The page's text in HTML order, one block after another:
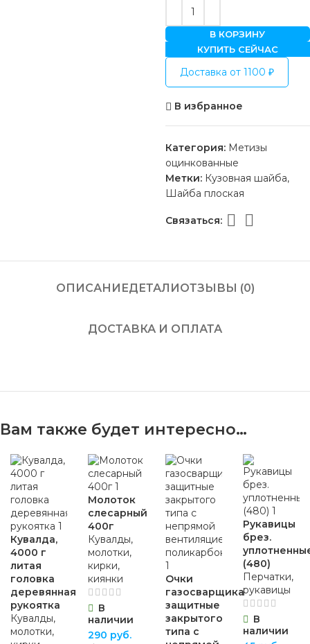
В КОРЗИНУ
КУПИТЬ СЕЙЧАС
Доставка от 1100 ₽
В избранное
Категория: Метизы
оцинкованные
Метки: Кузовная шайба,
Шайба плоская
Связаться:
ОПИСАНИЕДЕТАЛИОТЗЫВЫ (0)
ДОСТАВКА И ОПЛАТА
Вам также будет интересно…
Кувалда,
4000 г
литая
головка
деревянная
рукоятка
Кувалды,
молотки,
Молоток
слесарный
400г
Кувалды,
молотки,
кирки,
киянки
В
наличии
290 руб.
Очки
газосварщика
защитные
закрытого
типа с
Рукавицы
брез.
(480)
Перчатки,
рукавицы
В
наличии